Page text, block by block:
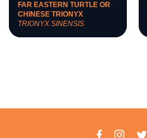
FAR EASTERN TURTLE OR
CHINESE TRIONYX
TRIONYX SINENSIS